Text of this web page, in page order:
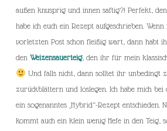
außen knusprig und innen saftig?! Perfekt,
habe ich euch ein Rezept aufgeschrieben.
vorletzten Post schon fleißig wart, dann habt
den Weizensauerteig, den ihr für mein
Und falls nicht, dann solltet ihr unbedingt
zurückblättern und loslegen. Ich habe mich
ein sogenanntes „Hybrid“-Rezept entschieden.
kommt auch ein klein wenig Hefe in den Teig,